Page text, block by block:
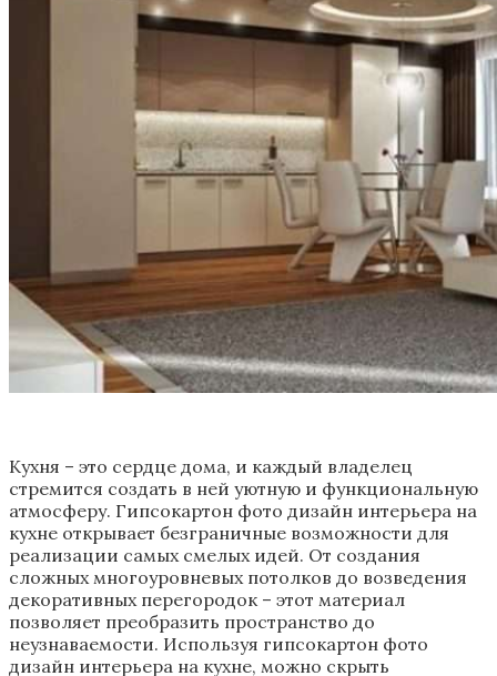
Кухня – это сердце дома, и каждый владелец
стремится создать в ней уютную и функциональную
атмосферу. Гипсокартон фото дизайн интерьера на
кухне открывает безграничные возможности для
реализации самых смелых идей. От создания
сложных многоуровневых потолков до возведения
декоративных перегородок – этот материал
позволяет преобразить пространство до
неузнаваемости. Используя гипсокартон фото
дизайн интерьера на кухне, можно скрыть